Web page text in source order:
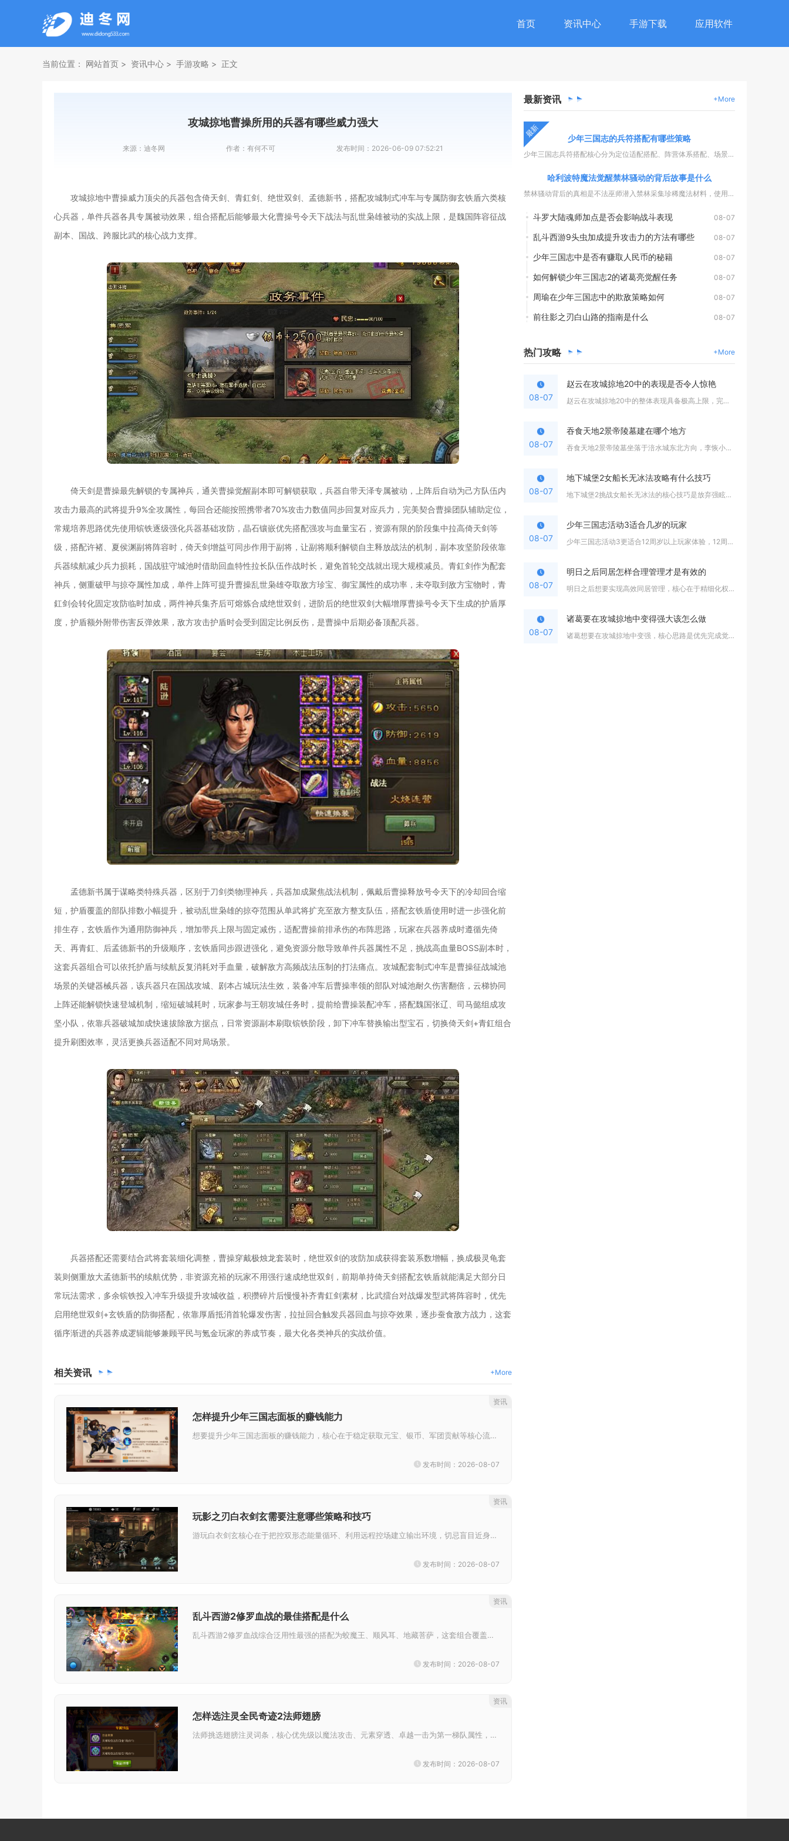
首页 资讯中心 手游下载 应用软件
当前位置： 网站首页 资讯中心 手游攻略 正文
攻城掠地曹操所用的兵器有哪些威力强大
来源： 迪冬网 作者： 有何不可 发布时间： 2026-06-09 07:52:21
攻城掠地中曹操威力顶尖的兵器包含倚天剑、青釭剑、绝世双剑、孟德新书，搭配攻城制式冲车与专属防御玄铁盾六类核
心兵器，单件兵器各具专属被动效果，组合搭配后能够最大化曹操号令天下战法与乱世枭雄被动的实战上限，是魏国阵容征战
副本、国战、跨服比武的核心战力支撑。
倚天剑是曹操最先解锁的专属神兵，通关曹操觉醒副本即可解锁获取，兵器自带天泽专属被动，上阵后自动为己方队伍内
攻击力最高的武将提升9%全攻属性，每回合还能按照携带者70%攻击力数值同步回复对应兵力，完美契合曹操团队辅助定位，
常规培养思路优先使用镔铁逐级强化兵器基础攻防，晶石镶嵌优先搭配强攻与血量宝石，资源有限的阶段集中拉高倚天剑等
级，搭配许褚、夏侯渊副将阵容时，倚天剑增益可同步作用于副将，让副将顺利解锁自主释放战法的机制，副本攻坚阶段依靠
兵器续航减少兵力损耗，国战驻守城池时借助回血特性拉长队伍作战时长，避免首轮交战就出现大规模减员。青釭剑作为配套
神兵，侧重破甲与掠夺属性加成，单件上阵可提升曹操乱世枭雄夺取敌方珍宝、御宝属性的成功率，未夺取到敌方宝物时，青
釭剑会转化固定攻防临时加成，两件神兵集齐后可熔炼合成绝世双剑，进阶后的绝世双剑大幅增厚曹操号令天下生成的护盾厚
度，护盾额外附带伤害反弹效果，敌方攻击护盾时会受到固定比例反伤，是曹操中后期必备顶配兵器。
孟德新书属于谋略类特殊兵器，区别于刀剑类物理神兵，兵器加成聚焦战法机制，佩戴后曹操释放号令天下的冷却回合缩
短，护盾覆盖的部队排数小幅提升，被动乱世枭雄的掠夺范围从单武将扩充至敌方整支队伍，搭配玄铁盾使用时进一步强化前
排生存，玄铁盾作为通用防御神兵，增加带兵上限与固定减伤，适配曹操前排承伤的布阵思路，玩家在兵器养成时遵循先倚
天、再青釭、后孟德新书的升级顺序，玄铁盾同步跟进强化，避免资源分散导致单件兵器属性不足，挑战高血量BOSS副本时，
这套兵器组合可以依托护盾与续航反复消耗对手血量，破解敌方高频战法压制的打法痛点。攻城配套制式冲车是曹操征战城池
场景的关键器械兵器，该兵器只在国战攻城、剧本占城玩法生效，装备冲车后曹操率领的部队对城池耐久伤害翻倍，云梯协同
上阵还能解锁快速登城机制，缩短破城耗时，玩家参与王朝攻城任务时，提前给曹操装配冲车，搭配魏国张辽、司马懿组成攻
坚小队，依靠兵器破城加成快速拔除敌方据点，日常资源副本刷取镔铁阶段，卸下冲车替换输出型宝石，切换倚天剑+青釭组合
提升刷图效率，灵活更换兵器适配不同对局场景。
兵器搭配还需要结合武将套装细化调整，曹操穿戴极烛龙套装时，绝世双剑的攻防加成获得套装系数增幅，换成极灵龟套
装则侧重放大孟德新书的续航优势，非资源充裕的玩家不用强行速成绝世双剑，前期单持倚天剑搭配玄铁盾就能满足大部分日
常玩法需求，多余镔铁投入冲车升级提升攻城收益，积攒碎片后慢慢补齐青釭剑素材，比武擂台对战爆发型武将阵容时，优先
启用绝世双剑+玄铁盾的防御搭配，依靠厚盾抵消首轮爆发伤害，拉扯回合触发兵器回血与掠夺效果，逐步蚕食敌方战力，这套
循序渐进的兵器养成逻辑能够兼顾平民与氪金玩家的养成节奏，最大化各类神兵的实战价值。
相关资讯 +More
怎样提升少年三国志面板的赚钱能力
想要提升少年三国志面板的赚钱能力，核心在于稳定获取元宝、银币、军团贡献等核心流通资源，合理管控资源消耗路径，聚焦高收益玩...
发布时间：2026-08-07
资讯
玩影之刃白衣剑玄需要注意哪些策略和技巧
游玩白衣剑玄核心在于把控双形态能量循环、利用远程控场建立输出环境，切忌盲目近身持续缠斗，熟练把控技能释放距离与形态切换节...
发布时间：2026-08-07
资讯
乱斗西游2修罗血战的最佳搭配是什么
乱斗西游2修罗血战综合泛用性最强的搭配为蛟魔王、顺风耳、地藏菩萨，这套组合覆盖坦度、远程输出与持续作战能力，适配绝大多数...
发布时间：2026-08-07
资讯
怎样选注灵全民奇迹2法师翅膀
法师挑选翅膀注灵词条，核心优先级以魔法攻击、元素穿透、卓越一击为第一梯队属性，翅膀阶位达到二阶后方可解锁注灵功能，同时搭...
发布时间：2026-08-07
资讯
最新资讯 +More
最新 少年三国志的兵符搭配有哪些策略
少年三国志兵符搭配核心分为定位适配搭配、阵营体系搭配、场景博...
哈利波特魔法觉醒禁林骚动的背后故事是什么
禁林骚动背后的真相是不法巫师潜入禁林采集珍稀魔法材料，使用扰...
斗罗大陆魂师加点是否会影响战斗表现 08-07
乱斗西游9头虫加成提升攻击力的方法有哪些 08-07
少年三国志中是否有赚取人民币的秘籍 08-07
如何解锁少年三国志2的诸葛亮觉醒任务 08-07
周瑜在少年三国志中的欺敌策略如何 08-07
前往影之刃白山路的指南是什么 08-07
热门攻略 +More
08-07
赵云在攻城掠地20中的表现是否令人惊艳
赵云在攻城掠地20中的整体表现具备极高上限，完成觉醒培养后足...
08-07
吞食天地2景帝陵墓建在哪个地方
吞食天地2景帝陵墓坐落于涪水城东北方向，李恢小屋北侧树林中间...
08-07
地下城堡2女船长无冰法攻略有什么技巧
地下城堡2挑战女船长无冰法的核心技巧是放弃强眩晕控制思路，依...
08-07
少年三国志活动3适合几岁的玩家
少年三国志活动3更适合12周岁以上玩家体验，12周岁以下玩家...
08-07
明日之后同居怎样合理管理才是有效的
明日之后想要实现高效同居管理，核心在于精细化权限划分、固定资...
08-07
诸葛要在攻城掠地中变得强大该怎么做
诸葛想要在攻城掠地中变强，核心思路是优先完成觉醒与传奇觉醒，...